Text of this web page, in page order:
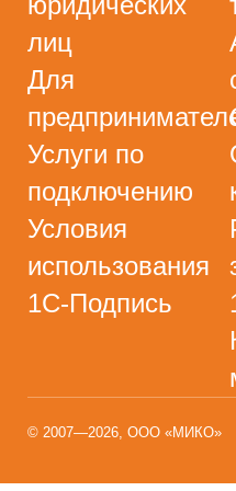
лиц
Для
Услуги по
подключению
Условия
использования
1С-Подпись
© 2007—2026, ООО «МИКО»